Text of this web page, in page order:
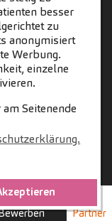
Partner
besser
zu
anonymisiert
Werbung.
einzelne
Seitenende